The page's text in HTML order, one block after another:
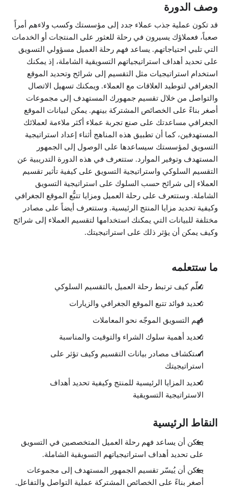
وصف الدورة
قد تكون عملية جذب عملاء جدد إلى مؤسستك وكسب ولاءهم أمراً
صعباً، فعملاؤك يسيرون في رحلة للعثور على المنتجات أو الخدمات
التي تلبي احتياجاتهم. يساعد فهم رحلة العميل مسؤولي التسويق
على تحديد أهداف استراتيجياتهم التسويقية الشاملة، إذ يمكنك
استخدام استراتيجيات مثل التقسيم إلى شرائح وتحديد الموقع
الجغرافي لتوطيد العلاقات مع العملاء. ويمكنك تسهيل الاتصال
والتواصل من خلال تقسيم جمهورك المستهدف إلى مجموعات
أصغر بناءً على الخصائص المشتركة بينهم. يمكن لبيانات الموقع
الجغرافي مساعدتك على صنع تجربة عملاء أكثر ملاءمة لعملائك
المستهدفين، كما أن تطبيق هذه المناهج أثناء إعداد استراتيجية
التسويق لمؤسستك سيساعدها على الوصول إلى الجمهور
المستهدف وتوفير الموارد. ستتعرف في هذه الدورة التدريبية عن
التقسيم السلوكي واستراتيجية التسويق على كيفية تأثير تقسيم
العملاء إلى شرائح حسب السلوك على استراتيجية التسويق
الشاملة. وستتعرف على رحلة العميل ومزايا تتبُّع الموقع الجغرافي
وكيفية تحديد مزايا المنتج الرئيسية. وستتعرف أيضاً على مصادر
مختلفة للبيانات التي يمكنك استخدامها لتقسيم العملاء إلى شرائح
وكيف يمكن أن يؤثر ذلك على استراتيجيتك.
ما ستتعلمه
تعلّم كيف ترتبط رحلة العميل بالتقسيم السلوكي
تحديد فوائد تتبع الموقع الجغرافي والزيارات
فهم التسويق الموجّه نحو المعاملات
تحديد أهمية سلوك الشراء والتوقيت والمناسبة
استكشاف مصادر بيانات التقسيم وكيف تؤثر على
استراتيجيتك
تحديد المزايا الرئيسية للمنتج وكيفية تحديد أهداف
الاستراتيجية التسويقية
النقاط الرئيسية
يمكن أن يساعد فهم رحلة العميل المتخصصين في التسويق
على تحديد أهداف استراتيجياتهم التسويقية الشاملة.
يمكن أن يُيسّر تقسيم الجمهور المستهدف إلى مجموعات
أصغر بناءً على الخصائص المشتركة عملية التواصل والتفاعل.